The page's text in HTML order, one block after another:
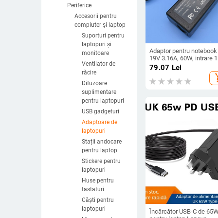
Periferice
Accesorii pentru
compiuter și laptop
Suporturi pentru
laptopuri și
monitoare
Ventilator de
răcire
Difuzoare
suplimentare
pentru laptopuri
USB gadgeturi
Adaptoare de
laptopuri
Stații andocare
pentru laptop
Stickere pentru
laptopuri
Huse pentru
tastaturi
Căști pentru
laptopuri
Adaptor pentru notebook
19V 3.16A, 60W, intrare
240V, compatibil cu laptop
79.07 Lei
Încărcător USB-C de 65W